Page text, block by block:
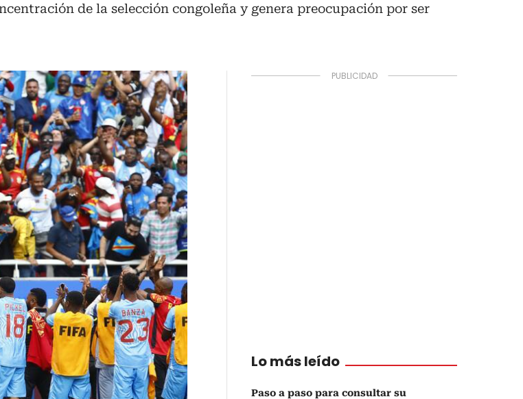
de la selección congoleña y genera preocupación por ser
Lo más leído
Paso a paso para consultar su